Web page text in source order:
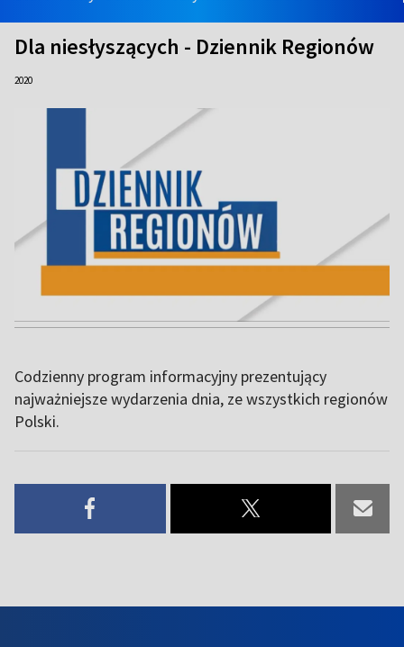
Dla niesłyszących - Dziennik Regionów
2020
Codzienny program informacyjny prezentujący
najważniejsze wydarzenia dnia, ze wszystkich regionów
Polski.